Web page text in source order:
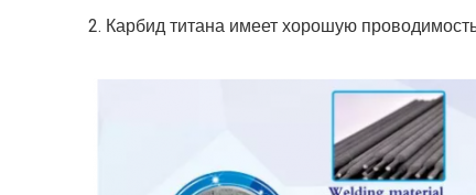
2. Карбид титана имеет хорошую